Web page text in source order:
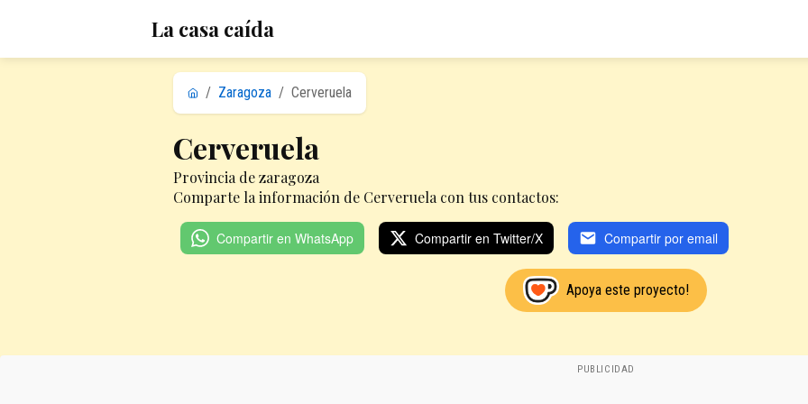
La casa caída
/ Zaragoza / Cerveruela
Cerveruela
Provincia de zaragoza
Comparte la información de Cerveruela con tus contactos:
Compartir en WhatsApp Compartir en Twitter/X Compartir por email
Apoya este proyecto!
PUBLICIDAD